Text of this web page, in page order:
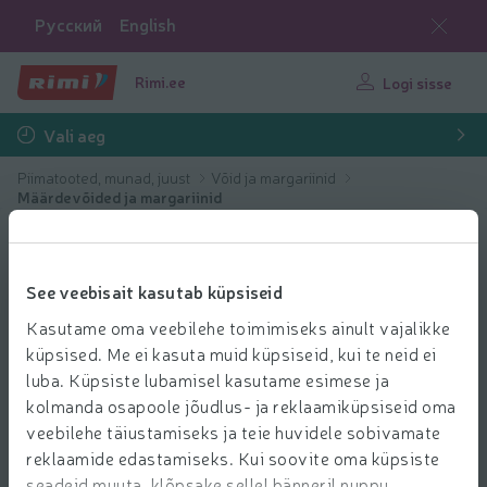
See veebisait kasutab küpsiseid
Kasutame oma veebilehe toimimiseks ainult vajalikke
küpsised. Me ei kasuta muid küpsiseid, kui te neid ei
luba. Küpsiste lubamisel kasutame esimese ja
kolmanda osapoole jõudlus- ja reklaamiküpsiseid oma
veebilehe täiustamiseks ja teie huvidele sobivamate
reklaamide edastamiseks. Kui soovite oma küpsiste
Русский English
Rimi.ee Logi sisse
Vali aeg
Piimatooted, munad, juust
Võid ja margariinid
Määrdevõided ja margariinid